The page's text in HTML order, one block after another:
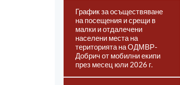
График за осъществяване
на посещения и срещи в
малки и отдалечени
населени места на
територията на ОДМВР-
Добрич от мобилни екипи
през месец юли 2026 г.